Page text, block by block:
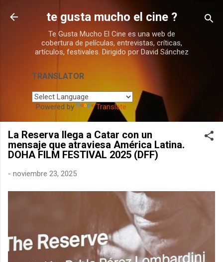
Ir al contenido principal
te gusta mucho el cine ?
Te Gusta Mucho El Cine es una web de
cobertura de películas, entrevistas, críticas,
artículos, festivales. Dirigido por David Sánchez
TRANSLATOR
Powered by Translate
La Reserva llega a Catar con un
mensaje que atraviesa América Latina.
DOHA FILM FESTIVAL 2025 (DFF)
- noviembre 23, 2025